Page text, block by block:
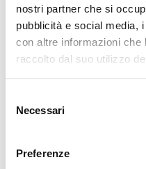
nostri partner che si
pubblicità e social media,
con altre informazioni che
raccolto dal suo utilizzo
delNecessari
Preferenze
ITech Bullettindi
delle soluzioni più
KPI tra cui l’ottenimento
Download